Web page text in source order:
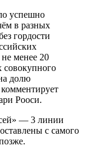
успешно
в разных
гордости
менее 20
совокупного
долю
Рооси.
— 3 линии
с самого